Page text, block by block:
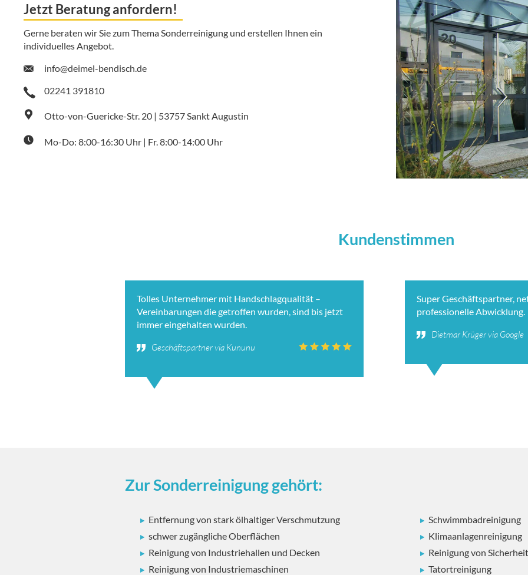
Jetzt Beratung anfordern!
Gerne beraten wir Sie zum Thema Sonderreinigung und erstellen Ihnen ein
individuelles Angebot.
info@deimel-bendisch.de
02241 391810
Otto-von-Guericke-Str. 20 | 53757 Sankt Augustin
Mo-Do: 8:00-16:30 Uhr | Fr. 8:00-14:00 Uhr
Kundenstimmen
Tolles Unternehmer mit Handschlagqualität –
Vereinbarungen die getroffen wurden, sind bis jetzt
immer eingehalten wurden.
Geschäftspartner via Kununu
Super Geschäftspartner,
professionelle Abwicklung.
Dietmar Krüger via Google
Zur Sonderreinigung gehört:
Entfernung von stark ölhaltiger Verschmutzung
schwer zugängliche Oberflächen
Reinigung von Industriehallen und Decken
Reinigung von Industriemaschinen
Schwimmbadreinigung
Klimaanlagenreinigung
Reinigung von
Tatortreinigung